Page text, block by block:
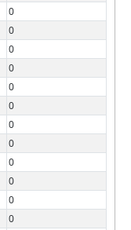
0
0
0
0
0
0
0
0
0
0
0
0